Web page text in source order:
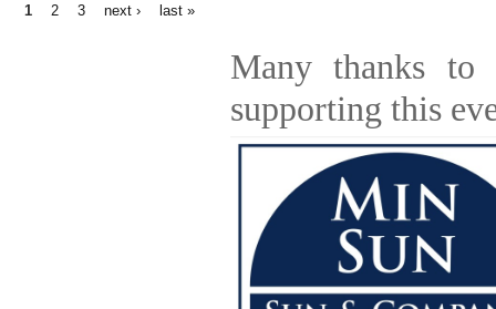
Pages
1 2 3 next › last »
Many thanks
supporting this